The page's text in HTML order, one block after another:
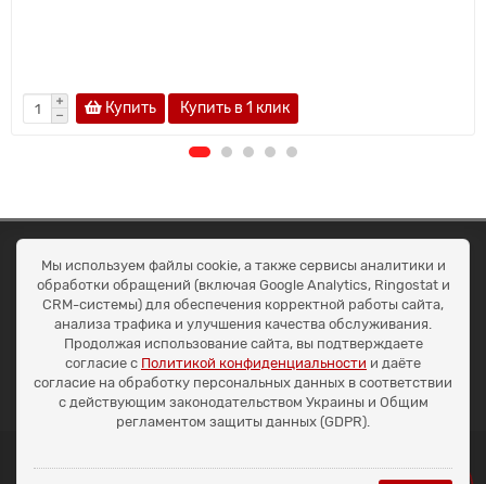
Купить Купить в 1 клик
ОКЕАН ТРЕЙД
Договір публичної оферти
Доставка та оплата
Наші контакти
Умови повернення
+38 (099) 452-20-02
+38 (098) 492-20-02
office@ocean.biz.ua
Мы используем файлы cookie, а также сервисы аналитики и
обработки обращений (включая Google Analytics, Ringostat и
CRM-системы) для обеспечения корректной работы сайта,
анализа трафика и улучшения качества обслуживания.
Продолжая использование сайта, вы подтверждаете
согласие с Политикой конфиденциальности и даёте
согласие на обработку персональных данных в соответствии
с действующим законодательством Украины и Общим
регламентом защиты данных (GDPR).